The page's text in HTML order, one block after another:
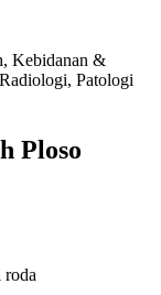
Kebidanan &
Patologi
Ploso
roda